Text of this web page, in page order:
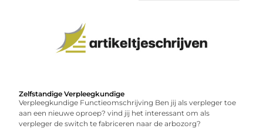
Zelfstandige Verpleegkundige
Verpleegkundige Functieomschrijving Ben jij als verpleger toe
aan een nieuwe oproep? vind jij het interessant om als
verpleger de switch te fabriceren naar de arbozorg?